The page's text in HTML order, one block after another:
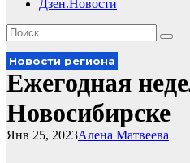
Дзен.Новости
Новости региона
Ежегодная
Новосибирске
Алена Матвеева
Янв 25, 2023